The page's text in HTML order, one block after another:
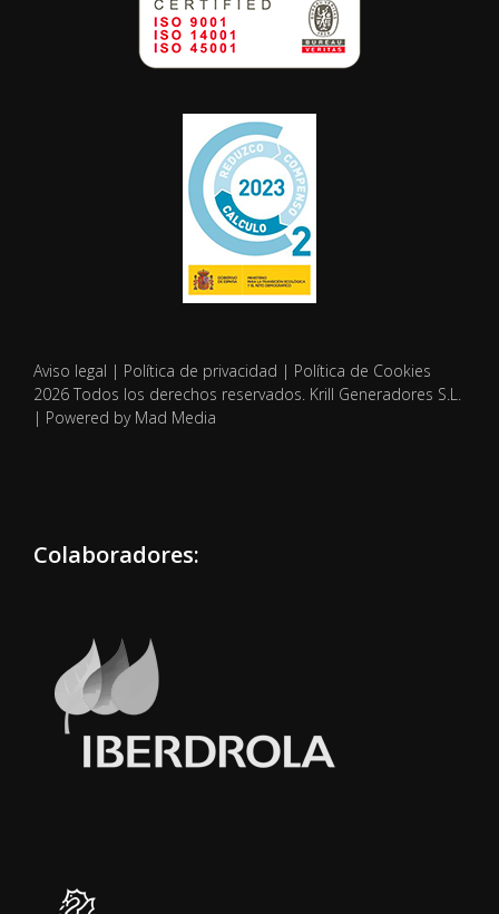
Aviso legal | Política de privacidad | Política de Cookies
2026 Todos los derechos reservados. Krill Generadores S.L.
| Powered by Mad Media
Colaboradores: